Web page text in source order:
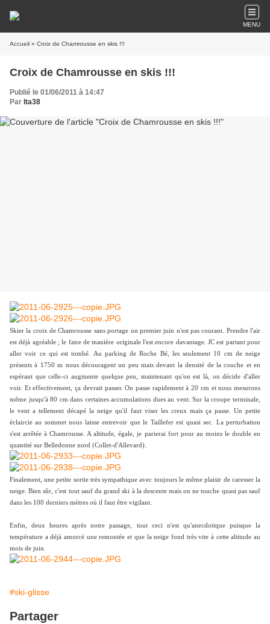
MENU
Accueil » Croix de Chamrousse en skis !!!
Croix de Chamrousse en skis !!!
Publié le 01/06/2011 à 14:47
Par lta38
Skier la croix de Chamrousse sans portage un premier juin n'est pas courant. Prendre l'air
est déjà agréable ; le faire de manière originale l'est encore davantage. JC est partant pour
aller voir ce qui est tombé. Au parking de Roche Bé, les seulement 10 cm de neige
présents à 1750 m nous découragent un peu mais devant la densité de la couche et en
espérant que celle-ci augmente quelque peu, maintenant qu'on est là, on décide d'aller
voir. Et effectivement, ça devrait passer. On passe rapidement à 20 cm et nous mesurons
même jusqu'à 80 cm dans certaines accumulations dues au vent. Sur la croupe terminale,
le vent a tellement décapé la neige qu'il faut viser les creux mais ça passe. Un petite
éclaircie au sommet nous laisse entrevoir que le Taillefer est quasi sec. La perturbation
s'est arrêtée à Chamrousse. A altitude, égale, je parierai fort pour au moins le double en
quantité sur Belledonne nord (Collet-d'Allevard)
Finalement, une petite sortie très sympathique avec toujours le même plaisir de caresser la
neige. Bien sûr, c'est tout sauf du grand ski à la descente mais on ne touche quasi pas sauf
dans les 100 derniers mètres où il faut être vigilant.
Enfin, deux heures après notre passage, tout ceci n'est qu'anecdotique puisque la
température a déjà amorcé une remontée et que la neige fond très vite à cette altitude au
mois de juin.
#ski-glisse
Partager